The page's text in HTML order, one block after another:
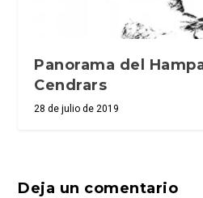
Panorama del
Cendrars
28 de julio de 2019
Deja un comentario